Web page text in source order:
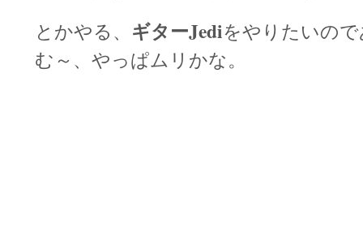
とかやる、 ギターJediをやりたいの
む～、やっぱムリかな。